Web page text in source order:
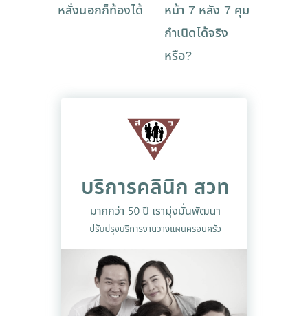
หลั่งนอกก็ท้องได้
หน้า 7 หลัง 7 คุม
กำเนิดได้จริง
หรือ?